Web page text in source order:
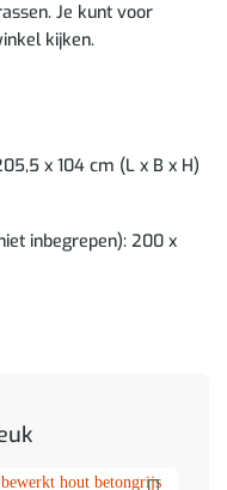
Je kunt voor
kijken.
x 104 cm (L x B x H)
inbegrepen): 200 x